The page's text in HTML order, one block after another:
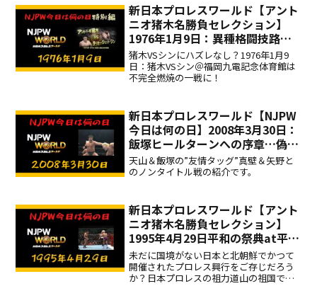
新日本プロレスワールド【アント
ニオ猪木名勝負セレクション】
1976年1月9日：異種格闘技路線
直前の名物カード、猪木VSシンは
不完全燃焼…
猪木VSシンにハズレなし？1976年1月9
日：猪木VSシン＠福岡九電記念体育館は
不完全燃焼の一戦に！
新日本プロレスワールド【NJPW
今日は何の日】2008年3月30日：
飯塚ヒールターンへの序章…偽り
の友情タッグ、天山＆飯塚が真壁
＆矢野へ挑む！
天山＆飯塚の”友情タッグ”真壁＆矢野と
のノンタイトル戦の紹介です。
新日本プロレスワールド【アント
ニオ猪木名勝負セレクション】
1995年4月29日平和の祭典at平
壌：対リック・フレアー
未だに国境がない日本と北朝鮮でかつて
開催されたプロレス興行をご存じだろう
か？日本プロレスの祖力道山の祖国でア